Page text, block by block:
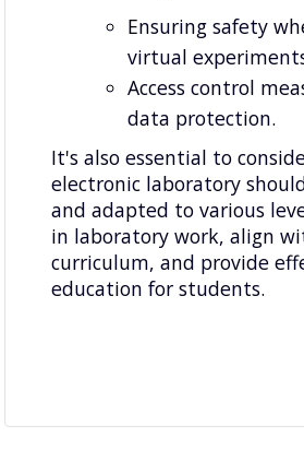
Ensuring safety
virtual
Access control
data protection.
It's also essential to
electronic laboratory
and adapted to various
in laboratory work, align
curriculum, and provide
education for students.